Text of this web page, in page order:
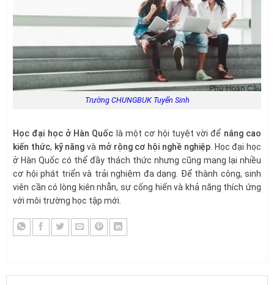
Trường CHUNGBUK Tuyển Sinh
Học đại học ở Hàn Quốc là một cơ hội tuyệt vời để nâng cao
kiến thức, kỹ năng và mở rộng cơ hội nghề nghiệp. Học đại học
ở Hàn Quốc có thể đầy thách thức nhưng cũng mang lại nhiều
cơ hội phát triển và trải nghiệm đa dạng. Để thành công, sinh
viên cần có lòng kiên nhẫn, sự cống hiến và khả năng thích ứng
với môi trường học tập mới.